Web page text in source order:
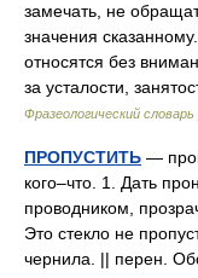
замечать, не
значения
относятся без
за усталости,
Фразеологический словарь
ПРОПУСТИТЬ —
кого–что. 1. Дать
проводником,
Это стекло не
чернила. || перен.